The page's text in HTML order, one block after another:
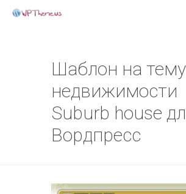
Шаблон на тему
недвижимости
Suburb house
Вордпресс